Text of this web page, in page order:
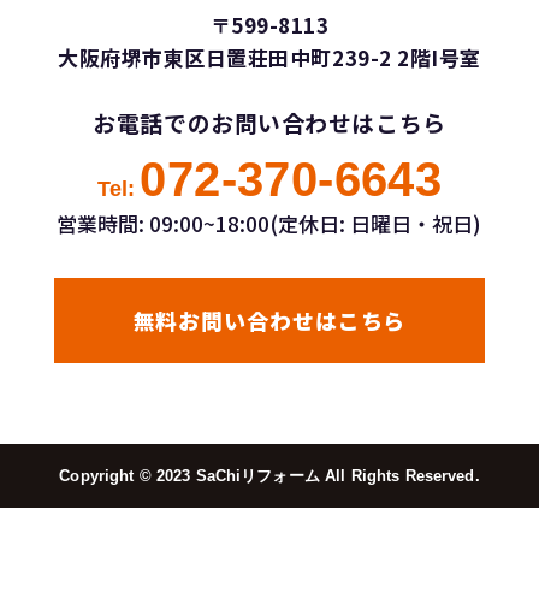
〒599-8113
大阪府堺市東区日置荘田中町239-2 2階I号室
お電話でのお問い合わせはこちら
Tel: 072-370-6643
営業時間: 09:00~18:00(定休日: 日曜日・祝日)
無料お問い合わせはこちら
Copyright ©︎ 2023 SaChiリフォーム All Rights Reserved.